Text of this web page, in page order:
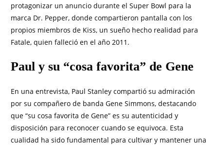
protagonizar un anuncio durante el Super Bowl para la
marca Dr. Pepper, donde compartieron pantalla con los
propios miembros de Kiss, un sueño hecho realidad para
Fatale, quien falleció en el año 2011.
Paul y su “cosa favorita” de Gene
En una entrevista, Paul Stanley compartió su admiración
por su compañero de banda Gene Simmons, destacando
que “su cosa favorita de Gene” es su autenticidad y
disposición para reconocer cuando se equivoca. Esta
cualidad ha sido fundamental para cultivar y mantener una